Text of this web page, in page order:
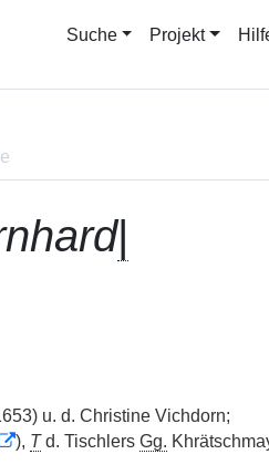
Suche Projekt
|
u. d. Christine Vichdorn;
), Td. Tischlers Gg.